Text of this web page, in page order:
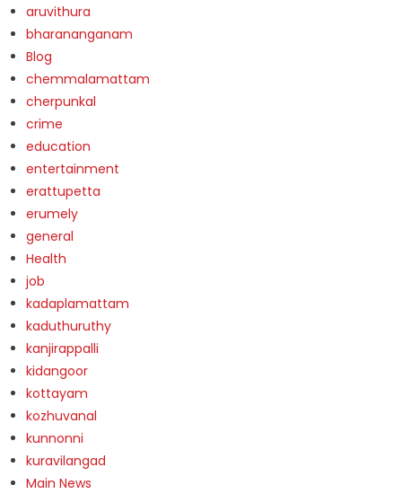
aruvithura
bharananganam
Blog
chemmalamattam
cherpunkal
crime
education
entertainment
erattupetta
erumely
general
Health
job
kadaplamattam
kaduthuruthy
kanjirappalli
kidangoor
kottayam
kozhuvanal
kunnonni
kuravilangad
Main News